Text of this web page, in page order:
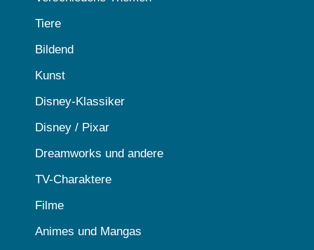
Tiere
Bildend
Kunst
Disney-Klassiker
Disney / Pixar
Dreamworks und andere
TV-Charaktere
Filme
Animes und Mangas